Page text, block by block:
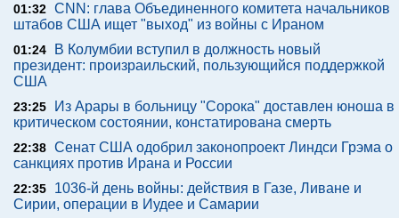
01:32 CNN: глава Объединенного комитета начальников
штабов США ищет "выход" из войны с Ираном
01:24
В Колумбии вступил в должность новый
президент: произраильский, пользующийся поддержкой
США
23:25
Из Арары в больницу "Сорока" доставлен юноша в
критическом состоянии, констатирована смерть
22:38 Сенат США одобрил законопроект Линдси Грэма о
санкциях против Ирана и России
22:35
1036-й день войны: действия в Газе, Ливане и
Сирии, операции в Иудее и Самарии